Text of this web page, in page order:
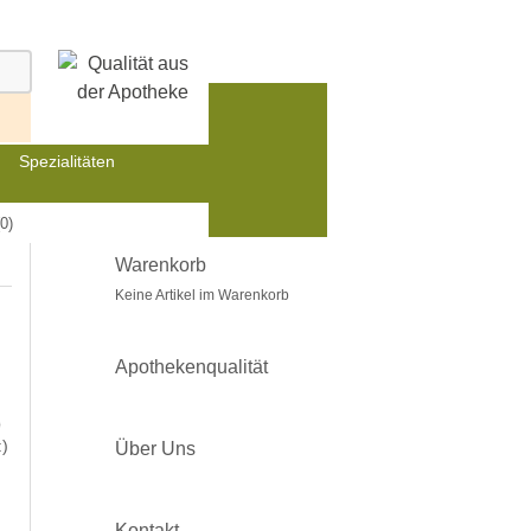
Spezialitäten
Warenkorb
Keine Artikel im Warenkorb
Apothekenqualität
Über Uns